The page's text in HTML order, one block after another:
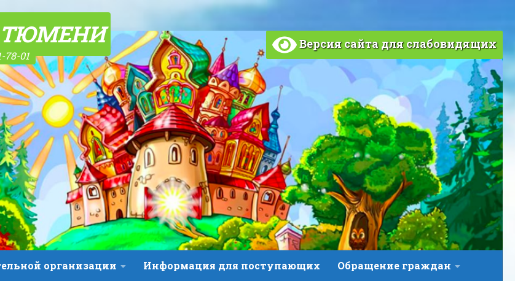
ТЮМЕНИ
78-01
Версия сайта для слабовидящих
организации Информация для поступающих Обращение граждан